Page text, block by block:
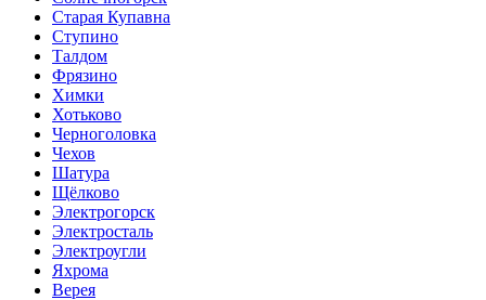
Старая Купавна
Ступино
Талдом
Фрязино
Химки
Хотьково
Черноголовка
Чехов
Шатура
Щёлково
Электрогорск
Электросталь
Электроугли
Яхрома
Верея